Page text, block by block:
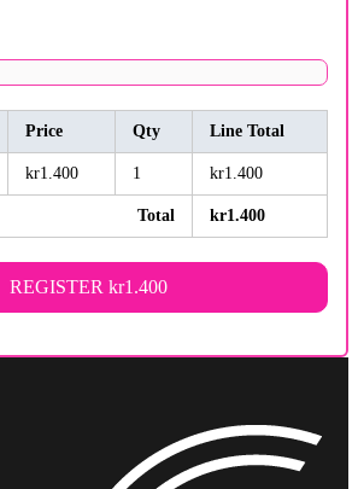
Price Qty Line Total
kr1.400 1 kr1.400
Total kr1.400
REGISTER kr1.400